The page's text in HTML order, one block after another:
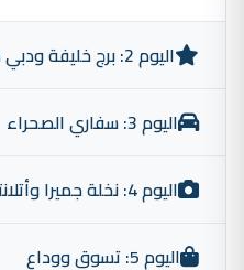
اليوم 2: برج خليفة ودبي مول
داخل دبي مول أكبر مركز
اليوم 3: سفاري الصحراء
مغامرة في الصحراء العربية:
عروض التنورة والرقص
اليوم 4: نخلة جميرا وأتلانتس
جولة سياحية في نخلة جميرا
اليوم 5: تسوق ووداع